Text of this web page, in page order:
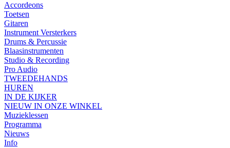
Accordeons
Toetsen
Gitaren
Instrument Versterkers
Drums & Percussie
Blaasinstrumenten
Studio & Recording
Pro Audio
TWEEDEHANDS
HUREN
IN DE KIJKER
NIEUW IN ONZE WINKEL
Muzieklessen
Programma
Nieuws
Info